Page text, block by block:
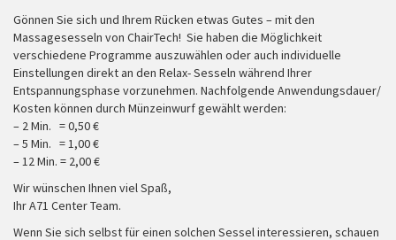
Gönnen Sie sich und Ihrem Rücken etwas Gutes – mit den
Massagesesseln von ChairTech! Sie haben die Möglichkeit
verschiedene Programme auszuwählen oder auch individuelle
Einstellungen direkt an den Relax- Sesseln während Ihrer
Entspannungsphase vorzunehmen. Nachfolgende Anwendungsdauer/
Kosten können durch Münzeinwurf gewählt werden:
– 2 Min. = 0,50 €
– 5 Min. = 1,00 €
– 12 Min. = 2,00 €
Wir wünschen Ihnen viel Spaß,
Ihr A71 Center Team.
Wenn Sie sich selbst für einen solchen Sessel interessieren, schauen